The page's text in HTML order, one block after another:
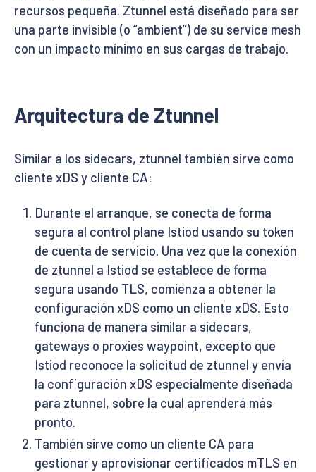
recursos pequeña. Ztunnel está diseñado para ser
una parte invisible (o “ambient”) de su service mesh
con un impacto mínimo en sus cargas de trabajo.
Arquitectura de Ztunnel
Similar a los sidecars, ztunnel también sirve como
cliente xDS y cliente CA:
Durante el arranque, se conecta de forma
segura al control plane Istiod usando su token
de cuenta de servicio. Una vez que la conexión
de ztunnel a Istiod se establece de forma
segura usando TLS, comienza a obtener la
configuración xDS como un cliente xDS. Esto
funciona de manera similar a sidecars,
gateways o proxies waypoint, excepto que
Istiod reconoce la solicitud de ztunnel y envía
la configuración xDS especialmente diseñada
para ztunnel, sobre la cual aprenderá más
pronto.
También sirve como un cliente CA para
gestionar y aprovisionar certificados mTLS en